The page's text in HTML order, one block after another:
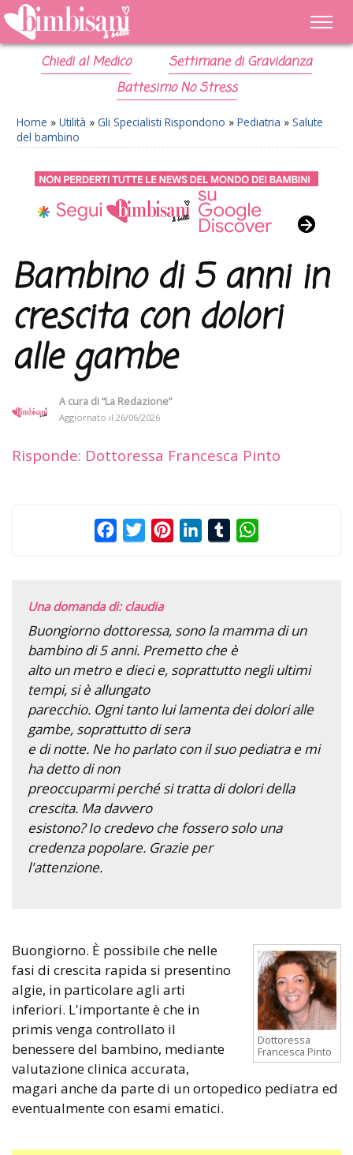
Chiedi al Medico
Settimane di Gravidanza
Battesimo No Stress
Home » Utilità » Gli Specialisti Rispondono » Pediatria » Salute
del bambino
Bambino di 5 anni in
crescita con dolori
alle gambe
A cura di“La Redazione”
Aggiornato il 26/06/2026
Risponde: Dottoressa Francesca Pinto
FacebookTwitterPinterestLinkedInTumblr
Una domanda di: claudia
Buongiorno dottoressa, sono la mamma di un
bambino di 5 anni. Premetto che è
alto un metro e dieci e, soprattutto negli ultimi
tempi, si è allungato
parecchio. Ogni tanto lui lamenta dei dolori alle
gambe, soprattutto di sera
e di notte. Ne ho parlato con il suo pediatra e mi
ha detto di non
preoccuparmi perché si tratta di dolori della
crescita. Ma davvero
esistono? Io credevo che fossero solo una
credenza popolare. Grazie per
l'attenzione.
Dottoressa
Francesca Pinto
Buongiorno. È possibile che nelle
fasi di crescita rapida si presentino
algie, in particolare agli arti
inferiori. L'importante è che in
primis venga controllato il
benessere del bambino, mediante
valutazione clinica accurata,
magari anche da parte di un ortopedico pediatra ed
eventualmente con esami ematici.